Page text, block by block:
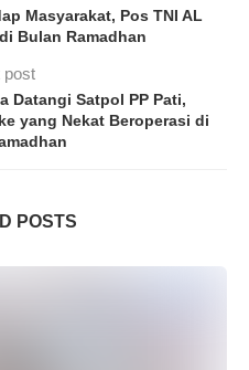
Masyarakat, Pos TNI AL
Bulan Ramadhan
post
Datangi Satpol PP Pati,
yang Nekat Beroperasi di
POSTS